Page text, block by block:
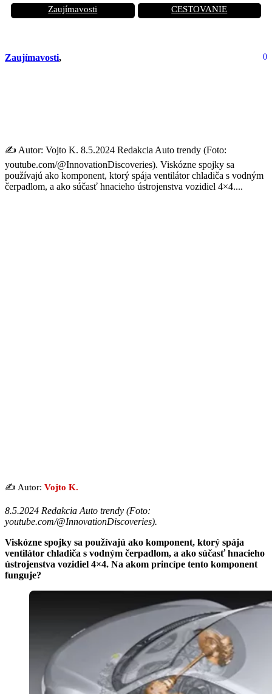
Zaujímavosti
CESTOVANIE
Zaujímavosti, 0
✍️ Autor: Vojto K. 8.5.2024 Redakcia Auto trendy (Foto:
youtube.com/@InnovationDiscoveries). Viskózne spojky sa
používajú ako komponent, ktorý spája ventilátor chladiča s vodným
čerpadlom, a ako súčasť hnacieho ústrojenstva vozidiel 4×4....
✍️ Autor: Vojto K.
8.5.2024 Redakcia Auto trendy (Foto:
youtube.com/@InnovationDiscoveries).
Viskózne spojky sa používajú ako komponent, ktorý spája
ventilátor chladiča s vodným čerpadlom, a ako súčasť hnacieho
ústrojenstva vozidiel 4×4. Na akom princípe tento komponent
funguje?